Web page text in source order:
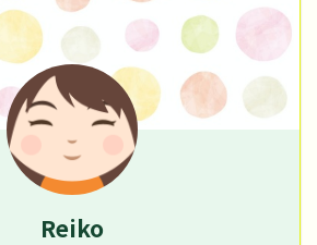
Reiko